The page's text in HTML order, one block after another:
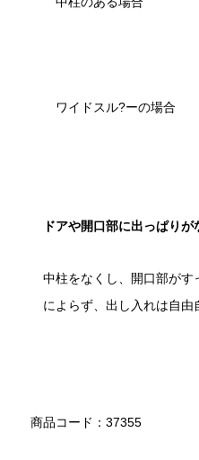
ワイドスル?ーの場合
ドアや開口部に出っぱりが
中柱をなくし、開口部がす
によらず、出し入れは自由
商品コード：37355